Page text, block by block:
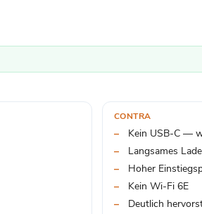
CONTRA
Kein USB-C —
Langsames
Hoher
Kein Wi-Fi 6E
Deutlich